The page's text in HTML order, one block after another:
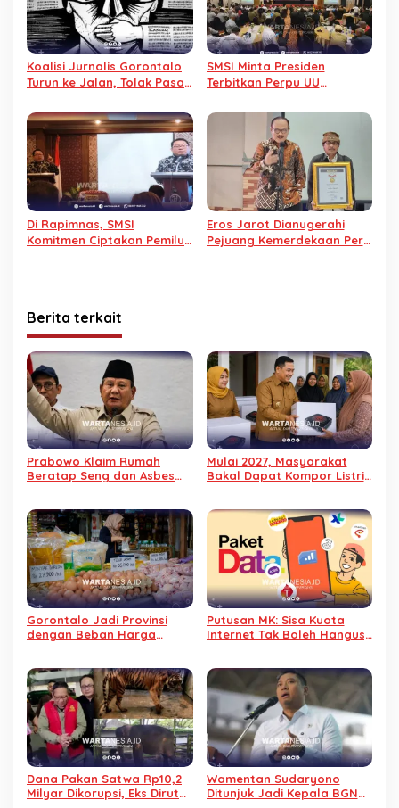
Koalisi Jurnalis Gorontalo
Turun ke Jalan, Tolak Pasal
SMSI Minta Presiden
Terbitkan Perpu UU
Pengganti UU ITE
Di Rapimnas, SMSI
Komitmen Ciptakan Pemilu
Eros Jarot Dianugerahi
Pejuang Kemerdekaan Pers
Berita terkait
Prabowo Klaim Rumah
Beratap Seng dan Asbes
Mulai 2027, Masyarakat
Bakal Dapat Kompor Listrik
Gorontalo Jadi Provinsi
dengan Beban Harga
Putusan MK: Sisa Kuota
Internet Tak Boleh Hangus,
Dana Pakan Satwa Rp10,2
Milyar Dikorupsi, Eks Dirut
Wamentan Sudaryono
Ditunjuk Jadi Kepala BGN